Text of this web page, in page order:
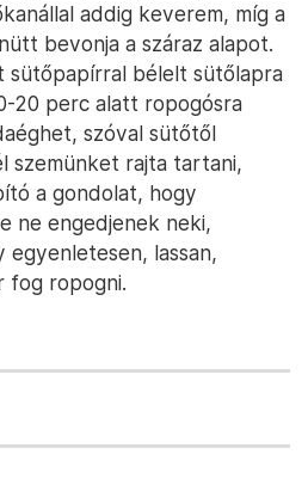
addig keverem, míg a
bevonja a száraz alapot.
sütőpapírral bélelt sütőlapra
20 perc alatt ropogósra
szóval sütőtől
szemünket rajta tartani,
a gondolat, hogy
ne engedjenek neki,
egyenletesen, lassan,
fog ropogni.